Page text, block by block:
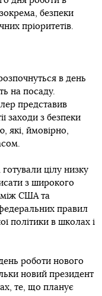
безпеки
пріоритетів.
в день
на посаду.
представив
заходи з безпеки
які, ймовірно,
цілу низку
з широкого
між США та
правил
політики в школах і
роботи нового
новий президент
те, що планує